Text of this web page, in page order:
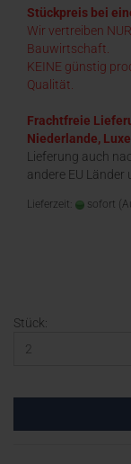
Stückpreis bei
Wir vertreiben
Bauwirtschaft.
KEINE günstig
Qualität.
Frachtfreie
Niederlande,
Lieferung auch
andere EU Länder
Lieferzeit: sofort
Stück: